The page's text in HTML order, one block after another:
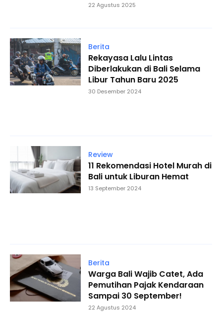
22 Agustus 2025
Berita
Rekayasa Lalu Lintas
Diberlakukan di Bali Selama
Libur Tahun Baru 2025
30 Desember 2024
Review
11 Rekomendasi Hotel Murah di
Bali untuk Liburan Hemat
13 September 2024
Berita
Warga Bali Wajib Catet, Ada
Pemutihan Pajak Kendaraan
Sampai 30 September!
22 Agustus 2024